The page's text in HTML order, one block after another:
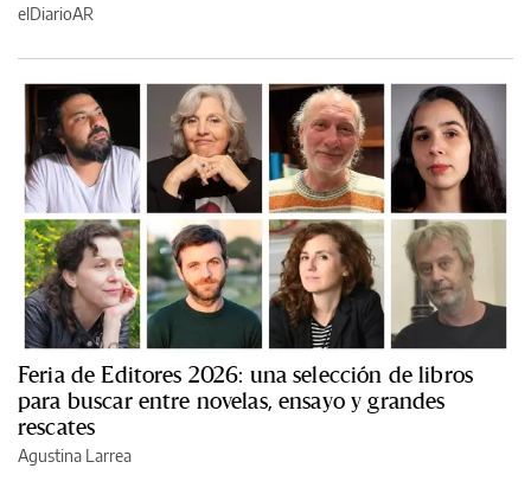
elDiarioAR
Feria de Editores 2026: una selección de libros
para buscar entre novelas, ensayo y grandes
rescates
Agustina Larrea